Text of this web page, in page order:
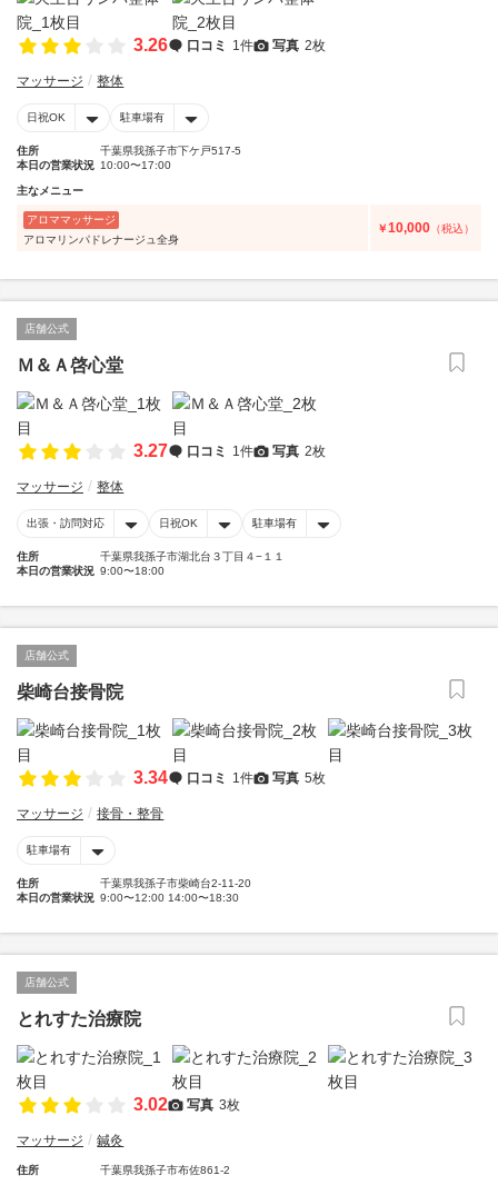
3.26 口コミ 1件 写真 2枚
マッサージ 整体
日祝OK 駐車場有
住所
千葉県我孫子市下ケ戸517-5
本日の営業状況 10:00〜17:00
主なメニュー
アロママッサージ
アロマリンパドレナージュ全身
￥10,000 （税込）
店舗公式
Ｍ＆Ａ啓心堂
3.27 口コミ 1件 写真 2枚
マッサージ 整体
出張・訪問対応 日祝OK 駐車場有
住所
千葉県我孫子市湖北台３丁目４−１１
本日の営業状況 9:00〜18:00
店舗公式
柴崎台接骨院
3.34 口コミ 1件 写真 5枚
マッサージ 接骨・整骨
駐車場有
住所
千葉県我孫子市柴崎台2-11-20
本日の営業状況 9:00〜12:00 14:00〜18:30
店舗公式
とれすた治療院
3.02 写真 3枚
マッサージ 鍼灸
住所 千葉県我孫子市布佐861-2